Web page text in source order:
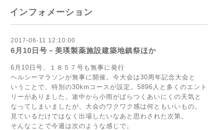
インフォメーション
2017-06-11 12:10:00
6月10日号－美瑛製薬施設建築地鎮祭ほか
6月10日号、１８５７号も無事に発行
ヘルシーマラソンが無事に開催。今大会は30周年記念大会と
いうことで、特別の30kmコースが設定。5896人と多くのエント
リーがありました。途中から小雨がぱらつくあいにくの天気と
なってしまいましたが、大会のワクワク感は何ともいいもの。
見ているだけではなく出場したいなあと思わされた次第。
そんなことで今週は次のような感じで。